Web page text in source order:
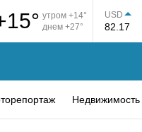
утром +14°
днем +27°
USD
82.17
Недвижимость